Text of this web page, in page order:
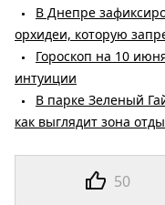
50
В Днепре
орхидеи, которую
Гороскоп на 10
интуиции
В парке Зеленый
как выглядит зона